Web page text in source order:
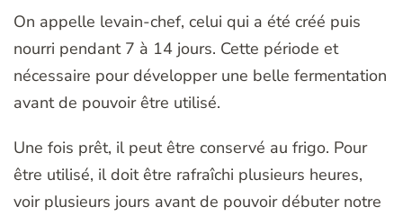
On appelle levain-chef, celui qui a été créé puis
nourri pendant 7 à 14 jours. Cette période et
nécessaire pour développer une belle fermentation
avant de pouvoir être utilisé.
Une fois prêt, il peut être conservé au frigo. Pour
être utilisé, il doit être rafraîchi plusieurs heures,
voir plusieurs jours avant de pouvoir débuter notre